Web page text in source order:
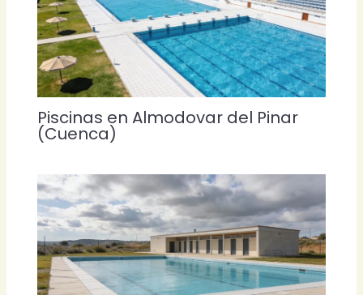
Piscinas en Almodovar del Pinar
(Cuenca)